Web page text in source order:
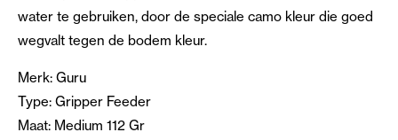
water te gebruiken, door de speciale camo kleur die goed
wegvalt tegen de bodem kleur.
Merk: Guru
Type: Gripper Feeder
Maat: Medium 112 Gr